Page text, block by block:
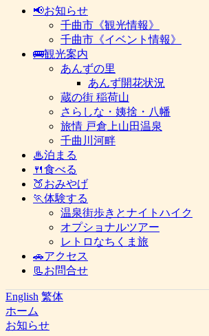
📢お知らせ
千曲市《観光情報》
千曲市《イベント情報》
🚌観光案内
あんずの里
あんず開花状況
蔵の街 稲荷山
さらしな・姨捨・八幡
旅情 戸倉上山田温泉
千曲川河畔
♨泊まる
🍴食べる
🍑おみやげ
🏃体験する
温泉街歩きとナイトハイク
オプショナルツアー
レトロなちくま旅
🚗アクセス
📃お問合せ
English 繁体
ホーム
お知らせ